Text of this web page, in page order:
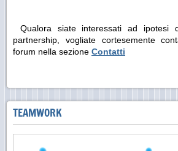
Qualora siate interessati ad ipotesi
partnership, vogliate cortesemente
forum nella sezione Contatti
TEAMWORK